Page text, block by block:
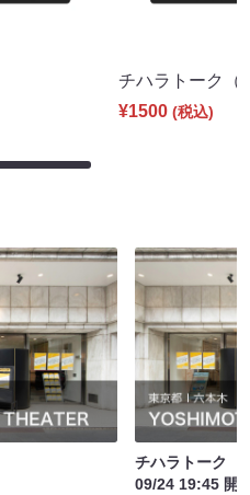
チハラトーク
¥1500 (税込)
チハラトーク
09/24 19:45 開